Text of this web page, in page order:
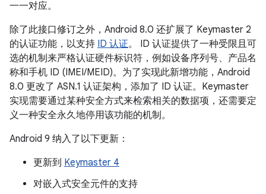
一一对应。
除了此接口修订之外，Android 8.0 还扩展了 Keymaster 2
的认证功能，以支持 ID 认证。 ID 认证提供了一种受限且可
选的机制来严格认证硬件标识符，例如设备序列号、产品名
称和手机 ID (IMEI/MEID)。为了实现此新增功能，Android
8.0 更改了 ASN.1 认证架构，添加了 ID 认证。Keymaster
实现需要通过某种安全方式来检索相关的数据项，还需要定
义一种安全永久地停用该功能的机制。
Android 9 纳入了以下更新：
更新到 Keymaster 4
对嵌入式安全元件的支持